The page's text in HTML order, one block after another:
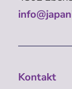
Kontakt